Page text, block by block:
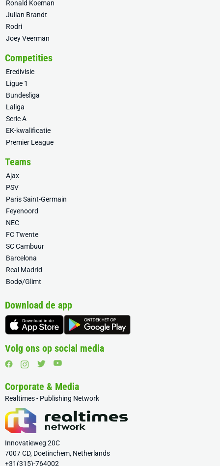
Ronald Koeman
Julian Brandt
Rodri
Joey Veerman
Competities
Eredivisie
Ligue 1
Bundesliga
Laliga
Serie A
EK-kwalificatie
Premier League
Teams
Ajax
PSV
Paris Saint-Germain
Feyenoord
NEC
FC Twente
SC Cambuur
Barcelona
Real Madrid
Bodø/Glimt
Download de app
Volg ons op social media
Corporate & Media
Realtimes - Publishing Network
Innovatieweg 20C
7007 CD, Doetinchem, Netherlands
+31(315)-764002